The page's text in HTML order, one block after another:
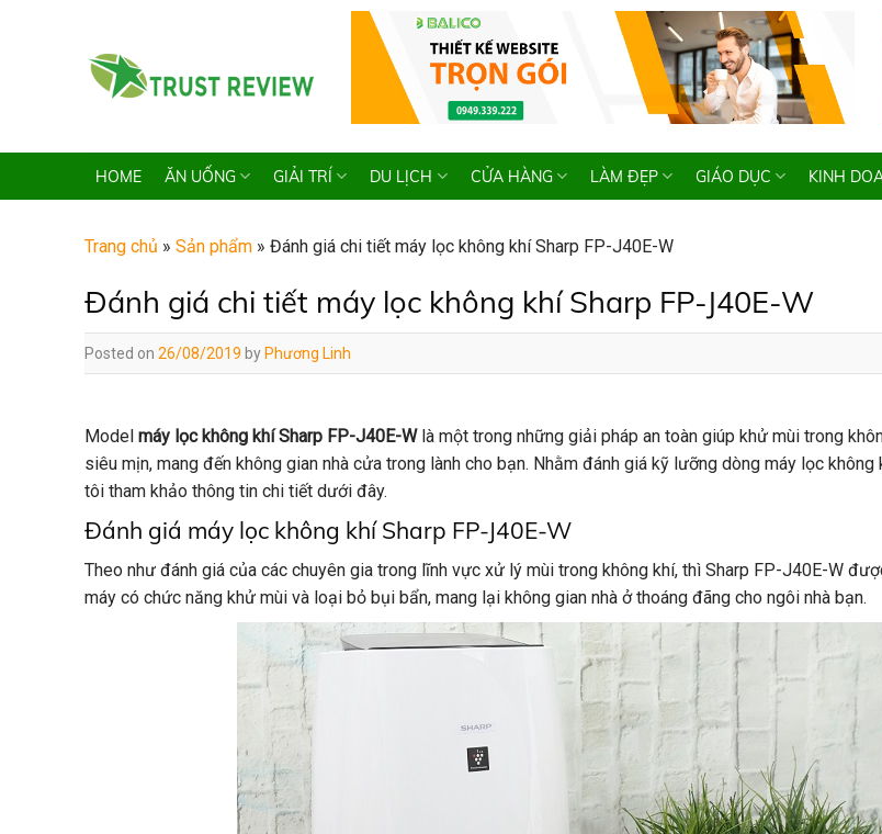
HOME ĂN UỐNG GIẢI TRÍ DU LỊCH CỬA HÀNG LÀM ĐẸP GIÁO DỤC KINH
Trang chủ » Sản phẩm » Đánh giá chi tiết máy lọc không khí Sharp FP-J40E-W
Đánh giá chi tiết máy lọc không khí Sharp FP-J40E-W
Posted on 26/08/2019 by Phương Linh
Model máy lọc không khí Sharp FP-J40E-Wlà một trong những giải pháp an toàn giúp khử mùi trong
siêu mịn, mang đến không gian nhà cửa trong lành cho bạn. Nhằm đánh giá kỹ lưỡng dòng máy lọc không
tôi tham khảo thông tin chi tiết dưới đây.
Đánh giá máy lọc không khí Sharp FP-J40E-W
Theo như đánh giá của các chuyên gia trong lĩnh vực xử lý mùi trong không khí, thì Sharp FP-J40E-W
máy có chức năng khử mùi và loại bỏ bụi bẩn, mang lại không gian nhà ở thoáng đãng cho ngôi nhà bạn.